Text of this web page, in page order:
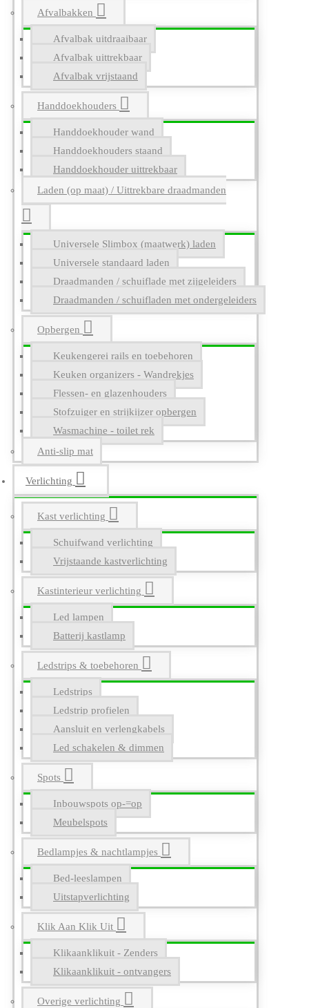
Afvalbakken
Afvalbak uitdraaibaar
Afvalbak uittrekbaar
Afvalbak vrijstaand
Handdoekhouders
Handdoekhouder wand
Handdoekhouders staand
Handdoekhouder uittrekbaar
Laden (op maat) / Uittrekbare draadmanden
Universele Slimbox (maatwerk) laden
Universele standaard laden
Draadmanden / schuiflade met zijgeleiders
Draadmanden / schuifladen met ondergeleiders
Opbergen
Keukengerei rails en toebehoren
Keuken organizers - Wandrekjes
Flessen- en glazenhouders
Stofzuiger en strijkijzer opbergen
Wasmachine - toilet rek
Anti-slip mat
Verlichting
Kast verlichting
Schuifwand verlichting
Vrijstaande kastverlichting
Kastinterieur verlichting
Led lampen
Batterij kastlamp
Ledstrips & toebehoren
Ledstrips
Ledstrip profielen
Aansluit en verlengkabels
Led schakelen & dimmen
Spots
Inbouwspots op-=op
Meubelspots
Bedlampjes & nachtlampjes
Bed-leeslampen
Uitstapverlichting
Klik Aan Klik Uit
Klikaanklikuit - Zenders
Klikaanklikuit - ontvangers
Overige verlichting